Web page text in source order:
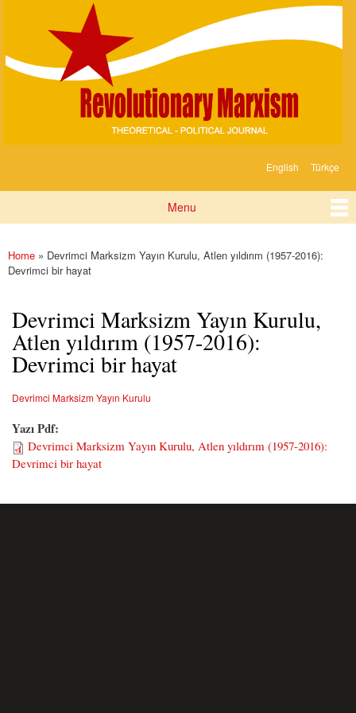
content
Marksizm
English Türkçe
Menu
You are here
Home » Devrimci Marksizm Yayın Kurulu, Atlen yıldırım (1957-2016):
Devrimci bir hayat
Devrimci Marksizm Yayın Kurulu,
Atlen yıldırım (1957-2016):
Devrimci bir hayat
Devrimci Marksizm Yayın Kurulu
Yazı Pdf:
Devrimci Marksizm Yayın Kurulu, Atlen yıldırım (1957-2016):
Devrimci bir hayat